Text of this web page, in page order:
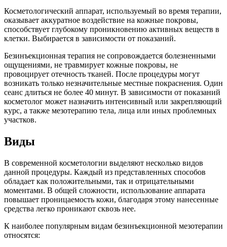
Косметологический аппарат, используемый во время терапии,
оказывает аккуратное воздействие на кожные покровы,
способствует глубокому проникновению активных веществ в
клетки. Выбирается в зависимости от показаний.
Безинъекционная терапия не сопровождается болезненными
ощущениями, не травмирует кожные покровы, не
провоцирует отечность тканей. После процедуры могут
возникать только незначительные местные покраснения. Один
сеанс длиться не более 40 минут. В зависимости от показаний
косметолог может назначить интенсивный или закрепляющий
курс, а также мезотерапию тела, лица или иных проблемных
участков.
Виды
В современной косметологии выделяют несколько видов
данной процедуры. Каждый из представленных способов
обладает как положительными, так и отрицательными
моментами. В общей сложности, использование аппарата
повышает проницаемость кожи, благодаря этому нанесенные
средства легко проникают сквозь нее.
К наиболее популярным видам безинъекционной мезотерапии
относятся: